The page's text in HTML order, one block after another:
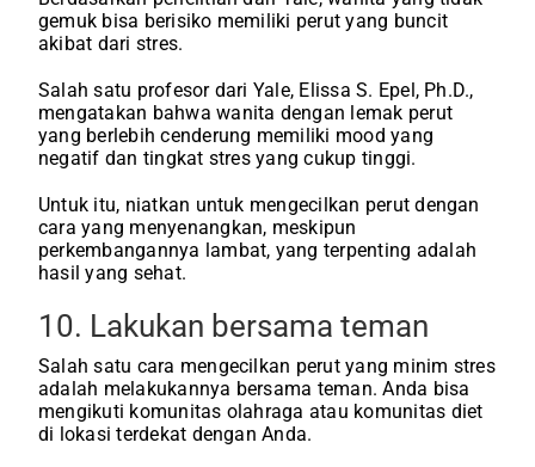
gemuk bisa berisiko memiliki perut yang buncit
akibat dari stres.
Salah satu profesor dari Yale, Elissa S. Epel, Ph.D.,
mengatakan bahwa wanita dengan lemak perut
yang berlebih cenderung memiliki mood yang
negatif dan tingkat stres yang cukup tinggi.
Untuk itu, niatkan untuk mengecilkan perut dengan
cara yang menyenangkan, meskipun
perkembangannya lambat, yang terpenting adalah
hasil yang sehat.
10. Lakukan bersama teman
Salah satu cara mengecilkan perut yang minim stres
adalah melakukannya bersama teman. Anda bisa
mengikuti komunitas olahraga atau komunitas diet
di lokasi terdekat dengan Anda.